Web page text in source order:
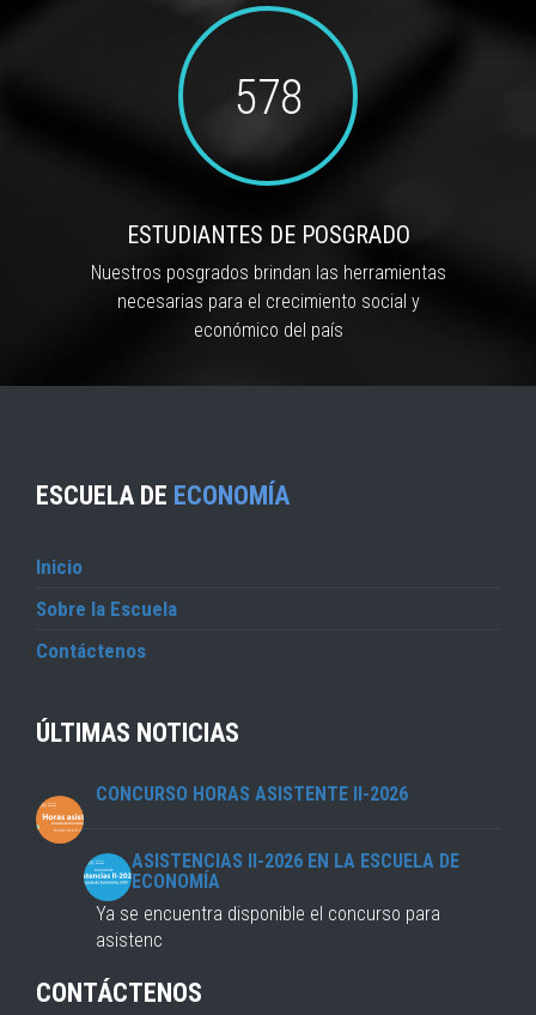
578
ESTUDIANTES DE POSGRADO
Nuestros posgrados brindan las herramientas
necesarias para el crecimiento social y
económico del país
ESCUELA DE ECONOMÍA
Inicio
Sobre la Escuela
Contáctenos
ÚLTIMAS NOTICIAS
CONCURSO HORAS ASISTENTE II-2026
ASISTENCIAS II-2026 EN LA ESCUELA DE
ECONOMÍA
Ya se encuentra disponible el concurso para
asistenc
CONTÁCTENOS